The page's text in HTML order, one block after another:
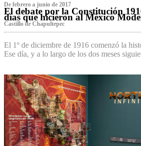
De febrero a junio de 2017
El debate por la Constitución
días que hicieron al México
Castillo de Chapultepec
El 1º de diciembre de 1916 comenzó la
Ese día, y a lo largo de los dos meses